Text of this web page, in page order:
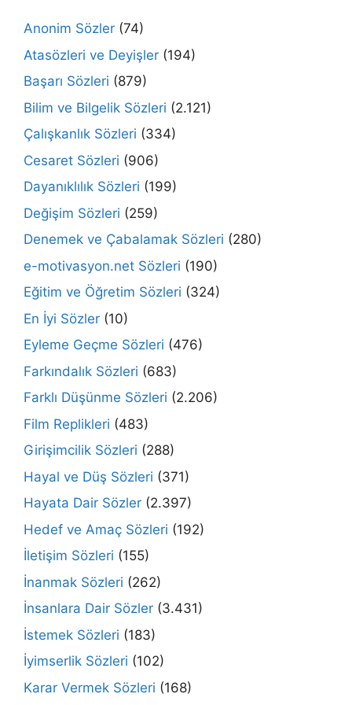
Anonim Sözler (74)
Atasözleri ve Deyişler (194)
Başarı Sözleri (879)
Bilim ve Bilgelik Sözleri (2.121)
Çalışkanlık Sözleri (334)
Cesaret Sözleri (906)
Dayanıklılık Sözleri (199)
Değişim Sözleri (259)
Denemek ve Çabalamak Sözleri (280)
e-motivasyon.net Sözleri (190)
Eğitim ve Öğretim Sözleri (324)
En İyi Sözler (10)
Eyleme Geçme Sözleri (476)
Farkındalık Sözleri (683)
Farklı Düşünme Sözleri (2.206)
Film Replikleri (483)
Girişimcilik Sözleri (288)
Hayal ve Düş Sözleri (371)
Hayata Dair Sözler (2.397)
Hedef ve Amaç Sözleri (192)
İletişim Sözleri (155)
İnanmak Sözleri (262)
İnsanlara Dair Sözler (3.431)
İstemek Sözleri (183)
İyimserlik Sözleri (102)
Karar Vermek Sözleri (168)